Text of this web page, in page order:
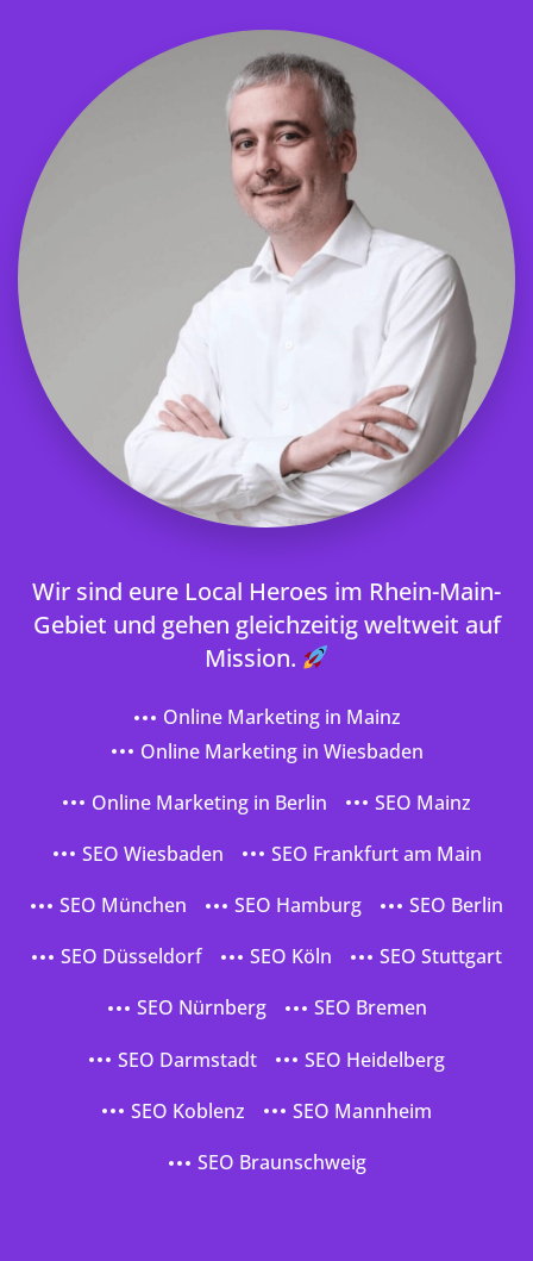
Wir sind eure Local Heroes im Rhein-Main-
Gebiet und gehen gleichzeitig weltweit auf
Mission.
Online Marketing in Mainz
Online Marketing in Wiesbaden
Online Marketing in Berlin
SEO Mainz
SEO Wiesbaden
SEO Frankfurt am Main
SEO München
SEO Hamburg
SEO Berlin
SEO Düsseldorf
SEO Köln
SEO Stuttgart
SEO Nürnberg
SEO Bremen
SEO Darmstadt
SEO Heidelberg
SEO Koblenz
SEO Mannheim
SEO Braunschweig